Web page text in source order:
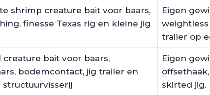
shrimp creature bait voor baars,
finesse Texas rig en kleine jig
Eigen
trailer op
creature bait voor baars,
bodemcontact, jig trailer en
Eigen
skirted jig.